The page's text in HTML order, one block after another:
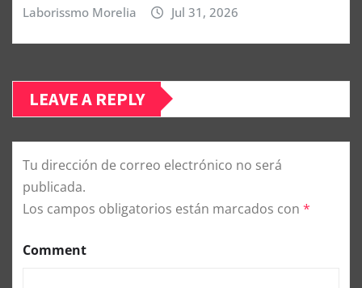
Laborissmo Morelia Jul 31, 2026
LEAVE A REPLY
Tu dirección de correo electrónico no será
publicada.
Los campos obligatorios están marcados con *
Comment